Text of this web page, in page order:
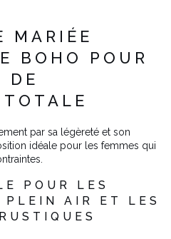
MARIÉE
BOHO POUR
DE
par sa légèreté et son
idéale pour les femmes qui
POUR LES
PLEIN AIR ET LES